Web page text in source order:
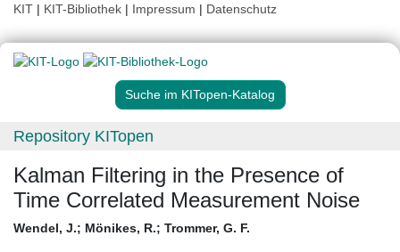
KIT | KIT-Bibliothek | Impressum | Datenschutz
Suche im KITopen-Katalog
Repository KITopen
Kalman Filtering in the Presence of
Time Correlated Measurement Noise
Wendel, J.; Mönikes, R.; Trommer, G. F.